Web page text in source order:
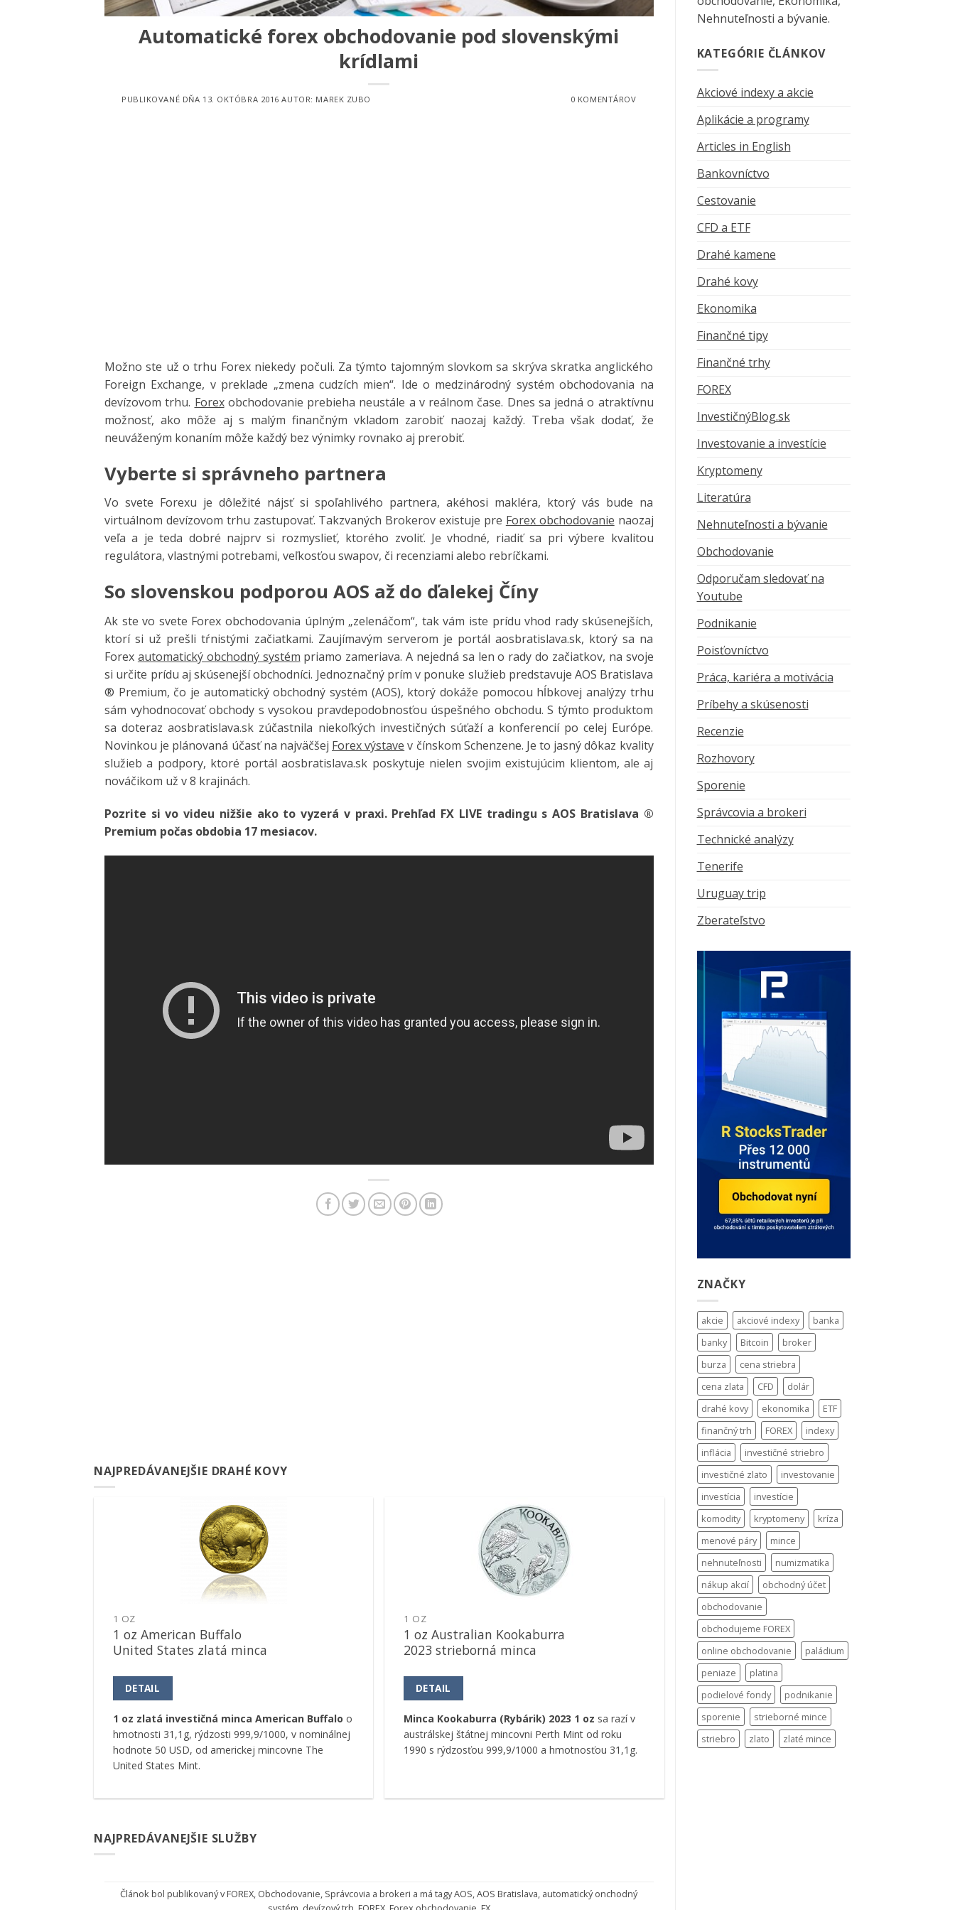
Automatické forex obchodovanie pod slovenskými
krídlami
PUBLIKOVANÉ DŇA 13. OKTÓBRA 2016 AUTOR: MAREK ZUBO 0 KOMENTÁROV
Možno ste už o trhu Forex niekedy počuli. Za týmto tajomným slovkom sa skrýva skratka anglického
Foreign Exchange, v preklade „zmena cudzích mien“. Ide o medzinárodný systém obchodovania na
devízovom trhu. Forexobchodovanie prebieha neustále a v reálnom čase. Dnes sa jedná o atraktívnu
možnosť, ako môže aj s malým finančným vkladom zarobiť naozaj každý. Treba však dodať, že
neuváženým konaním môže každý bez výnimky rovnako aj prerobiť.
Vyberte si správneho partnera
Vo svete Forexu je dôležité nájsť si spoľahlivého partnera, akéhosi makléra, ktorý vás bude na
virtuálnom devízovom trhu zastupovať. Takzvaných Brokerov existuje pre Forex obchodovanie naozaj
veľa a je teda dobré najprv si rozmyslieť, ktorého zvoliť. Je vhodné, riadiť sa pri výbere kvalitou
regulátora, vlastnými potrebami, veľkosťou swapov, či recenziami alebo rebríčkami.
So slovenskou podporou AOS až do ďalekej Číny
Ak ste vo svete Forex obchodovania úplným „zelenáčom“, tak vám iste prídu vhod rady skúsenejších,
ktorí si už prešli tŕnistými začiatkami. Zaujímavým serverom je portál aosbratislava.sk, ktorý sa na
Forex automatický obchodný systém priamo zameriava. A nejedná sa len o rady do začiatkov, na svoje
si určite prídu aj skúsenejší obchodníci. Jednoznačný prím v ponuke služieb predstavuje AOS Bratislava
® Premium, čo je automatický obchodný systém (AOS), ktorý dokáže pomocou hĺbkovej analýzy trhu
sám vyhodnocovať obchody s vysokou pravdepodobnosťou úspešného obchodu. S týmto produktom
sa doteraz aosbratislava.sk zúčastnila niekoľkých investičných súťaží a konferencií po celej Európe.
Novinkou je plánovaná účasť na najväčšej Forex výstave v čínskom Schenzene. Je to jasný dôkaz kvality
služieb a podpory, ktoré portál aosbratislava.sk poskytuje nielen svojim existujúcim klientom, ale aj
nováčikom už v 8 krajinách.
Pozrite si vo videu nižšie ako to vyzerá v praxi. Prehľad FX LIVE tradingu s AOS Bratislava ®
Premium počas obdobia 17 mesiacov.
NAJPREDÁVANEJŠIE DRAHÉ KOVY
Pridať k
obľúbeným
1 OZ
1 oz American Buffalo
United States zlatá minca
DETAIL
1 oz zlatá investičná minca American Buffalo o
hmotnosti 31,1g, rýdzosti 999,9/1000, v nominálnej
hodnote 50 USD, od americkej mincovne The
United States Mint.
Pridať k
obľúbeným
1 OZ
1 oz Australian Kookaburra
2023 strieborná minca
DETAIL
Minca Kookaburra (Rybárik) 2023 1 oz sa razí v
austrálskej štátnej mincovni Perth Mint od roku
1990 s rýdzosťou 999,9/1000 a hmotnosťou 31,1g.
NAJPREDÁVANEJŠIE SLUŽBY
Článok bol publikovaný vFOREX, Obchodovanie, Správcovia a brokeri a má tagyAOS,AOS Bratislava, automatický onchodný
Nehnuteľnosti a bývanie.
KATEGÓRIE ČLÁNKOV
Akciové indexy a akcie
Aplikácie a programy
Articles in English
Bankovníctvo
Cestovanie
CFD a ETF
Drahé kamene
Drahé kovy
Ekonomika
Finančné tipy
Finančné trhy
FOREX
InvestičnýBlog.sk
Investovanie a investície
Kryptomeny
Literatúra
Nehnuteľnosti a bývanie
Obchodovanie
Odporučam sledovať na
Youtube
Podnikanie
Poisťovníctvo
Práca, kariéra a motivácia
Príbehy a skúsenosti
Recenzie
Rozhovory
Sporenie
Správcovia a brokeri
Technické analýzy
Tenerife
Uruguay trip
Zberateľstvo
ZNAČKY
akcie akciové indexy
banka
banky
Bitcoin
broker
burza
cena striebra
cena zlata
CFD
dolár
drahé kovy
ekonomika
ETF
finančný trh
FOREX
indexy
inflácia
investičné striebro
investičné zlato
investovanie
investícia
investície
komodity
kryptomeny
kríza
menové páry
mince
nehnuteľnosti
numizmatika
nákup akcií
obchodný účet
obchodovanie
obchodujeme FOREX
online obchodovanie
paládium
peniaze
platina
podielové fondy
podnikanie
sporenie
strieborné mince
striebro
zlato zlaté mince